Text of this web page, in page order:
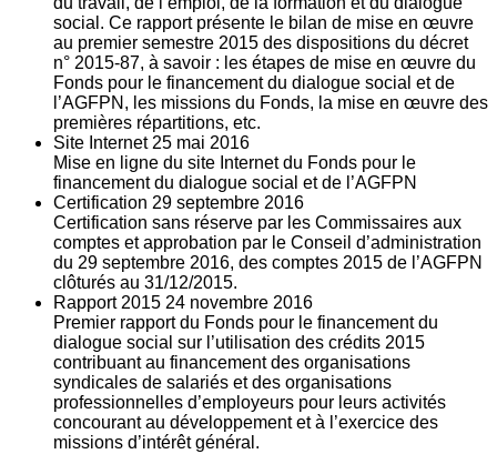
social. Ce rapport présente le bilan de mise en œuvre
au premier semestre 2015 des dispositions du décret
n° 2015-87, à savoir : les étapes de mise en œuvre du
Fonds pour le financement du dialogue social et de
l’AGFPN, les missions du Fonds, la mise en œuvre des
premières répartitions, etc.
Site Internet 25 mai 2016
Mise en ligne du site Internet du Fonds pour le
financement du dialogue social et de l’AGFPN
Certification 29 septembre 2016
Certification sans réserve par les Commissaires aux
comptes et approbation par le Conseil d’administration
du 29 septembre 2016, des comptes 2015 de l’AGFPN
clôturés au 31/12/2015.
Rapport 2015 24 novembre 2016
Premier rapport du Fonds pour le financement du
dialogue social sur l’utilisation des crédits 2015
contribuant au financement des organisations
syndicales de salariés et des organisations
professionnelles d’employeurs pour leurs activités
concourant au développement et à l’exercice des
missions d’intérêt général.